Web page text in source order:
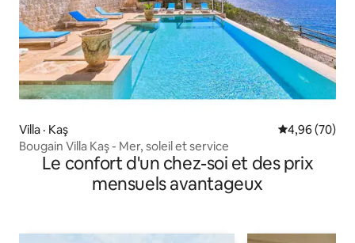
Villa · Kaş Note
4,96 (70)
Bougain Villa Kaş - Mer, soleil et service
Le confort d'un chez-soi et des prix
mensuels avantageux